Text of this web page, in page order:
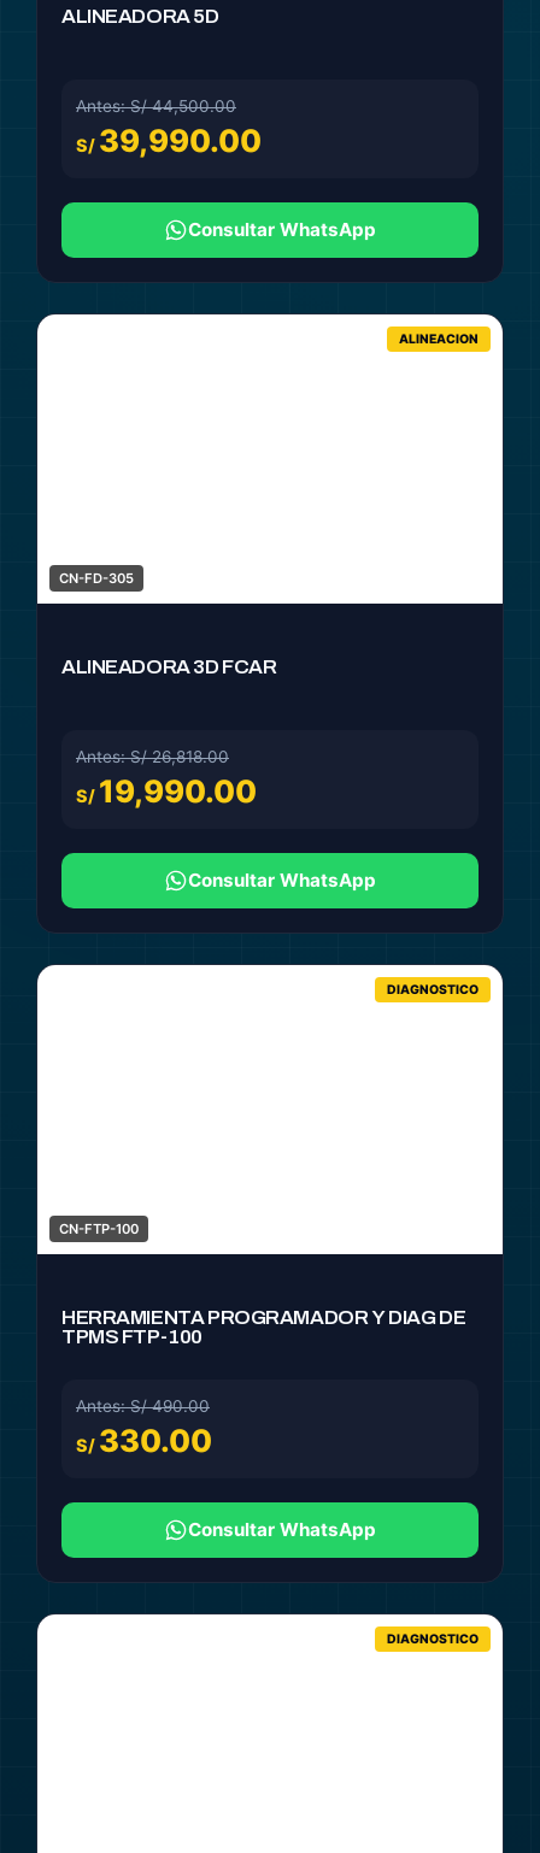
ALINEADORA 5D
Antes: S/ 44,500.00
S/ 39,990.00
Consultar WhatsApp
ALINEACION
CN-FD-305
ALINEADORA 3D FCAR
Antes: S/ 26,818.00
S/ 19,990.00
Consultar WhatsApp
DIAGNOSTICO
CN-FTP-100
HERRAMIENTA PROGRAMADOR Y DIAG DE
TPMS FTP-100
Antes: S/ 490.00
S/ 330.00
Consultar WhatsApp
DIAGNOSTICO